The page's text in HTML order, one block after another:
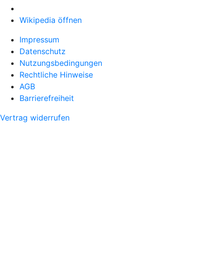
Wikipedia öffnen
Impressum
Datenschutz
Nutzungsbedingungen
Rechtliche Hinweise
AGB
Barrierefreiheit
Vertrag widerrufen